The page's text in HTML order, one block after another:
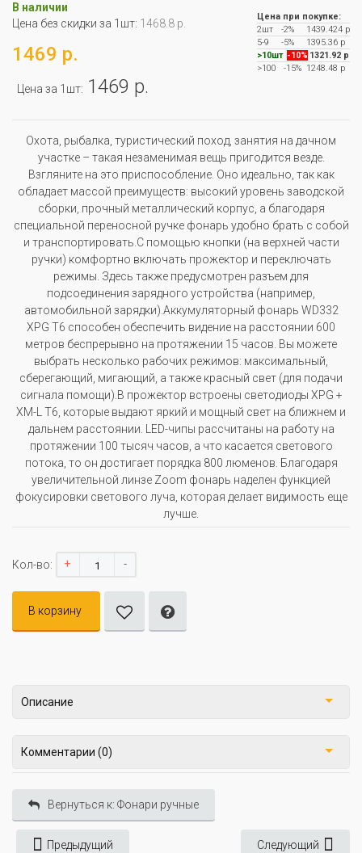
В наличии
Цена без скидки за 1шт: 1468.8 р.
1469 р.
Цена за 1шт: 1469 р.
Цена при покупке:
2шт
-2%
1439.424 р
5-9
-5%
1395.36 р
>10шт -10% 1321.92 р
>100
-15% 1248.48 р
Охота, рыбалка, туристический поход, занятия на дачном
участке – такая незаменимая вещь пригодится везде.
Взгляните на это приспособление. Оно идеально, так как
обладает массой преимуществ: высокий уровень заводской
сборки, прочный металлический корпус, а благодаря
специальной переносной ручке фонарь удобно брать с собой
и транспортировать.С помощью кнопки (на верхней части
ручки) комфортно включать прожектор и переключать
режимы. Здесь также предусмотрен разъем для
подсоединения зарядного устройства (например,
автомобильной зарядки).Аккумуляторный фонарь WD332
XPG T6 способен обеспечить видение на расстоянии 600
метров беспрерывно на протяжении 15 часов. Вы можете
выбрать несколько рабочих режимов: максимальный,
сберегающий, мигающий, а также красный свет (для подачи
сигнала помощи).В прожектор встроены светодиоды XPG +
XM-L T6, которые выдают яркий и мощный свет на ближнем и
дальнем расстоянии. LED-чипы рассчитаны на работу на
протяжении 100 тысяч часов, а что касается светового
потока, то он достигает порядка 800 люменов. Благодаря
увеличительной линзе Zoom фонарь наделен функцией
фокусировки светового луча, которая делает видимость еще
лучше.
Кол-во: + -
В корзину
Описание
Комментарии (0)
Вернуться к: Фонари ручные
Предыдущий Следующий